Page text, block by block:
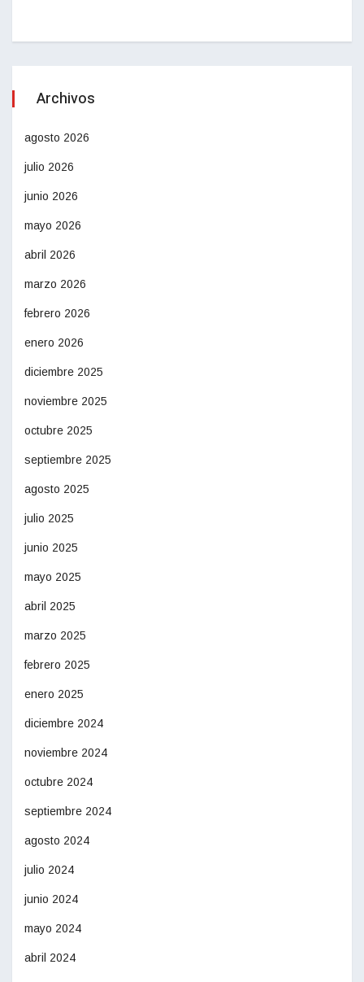
Archivos
agosto 2026
julio 2026
junio 2026
mayo 2026
abril 2026
marzo 2026
febrero 2026
enero 2026
diciembre 2025
noviembre 2025
octubre 2025
septiembre 2025
agosto 2025
julio 2025
junio 2025
mayo 2025
abril 2025
marzo 2025
febrero 2025
enero 2025
diciembre 2024
noviembre 2024
octubre 2024
septiembre 2024
agosto 2024
julio 2024
junio 2024
mayo 2024
abril 2024